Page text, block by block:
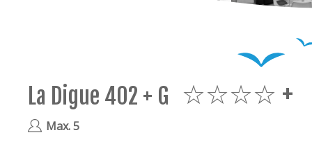
La Digue 402 + G
Max. 5